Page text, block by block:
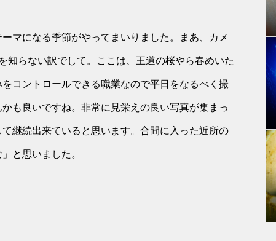
マになる季節がやってまいりました。まあ、カメ
知らない訳でして。ここは、王道の桜やら春めいた
コントロールできる職業なので平日をなるべく撮
も良いですね。非常に見栄えの良い写真が集まっ
継続出来ていると思います。合間に入った近所の
と思いました。